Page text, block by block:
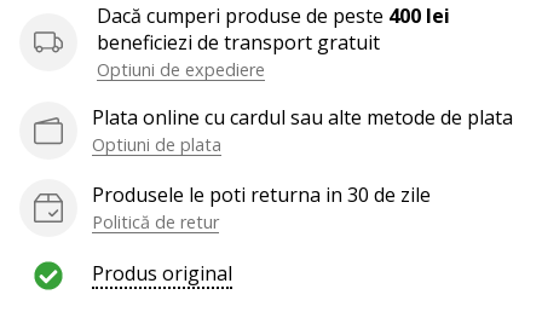
Dacă cumperi produse de peste 400 lei
beneficiezi de transport gratuit
Optiuni de expediere
Plata online cu cardul sau alte metode de plata
Optiuni de plata
Produsele le poti returna in 30 de zile
Politică de retur
Produs original